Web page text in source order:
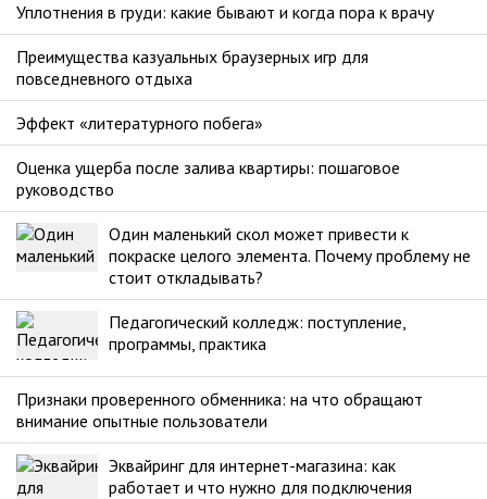
Уплотнения в груди: какие бывают и когда пора к врачу
Преимущества казуальных браузерных игр для
повседневного отдыха
Эффект «литературного побега»
Оценка ущерба после залива квартиры: пошаговое
руководство
Один маленький скол может привести к
покраске целого элемента. Почему проблему не
стоит откладывать?
Педагогический колледж: поступление,
программы, практика
Признаки проверенного обменника: на что обращают
внимание опытные пользователи
Эквайринг для интернет-магазина: как
работает и что нужно для подключения